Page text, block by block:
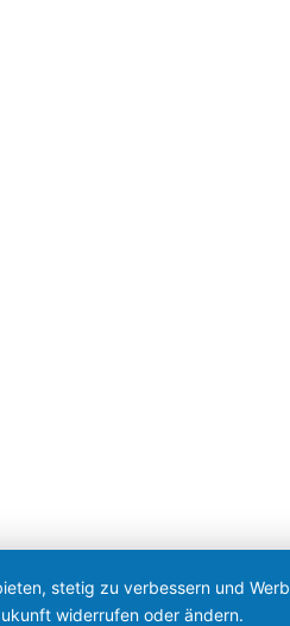
stetig zu verbessern und
widerrufen oder ändern.